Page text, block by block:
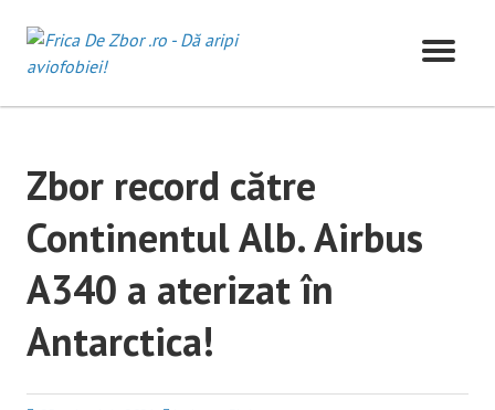
content
Zbor record către
Continentul Alb. Airbus
A340 a aterizat în
Antarctica!